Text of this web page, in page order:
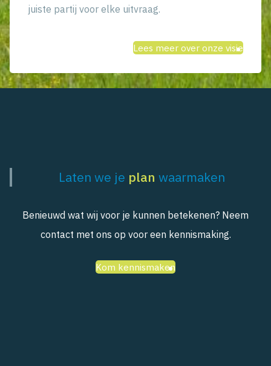
juiste partij voor elke uitvraag.
Lees meer over onze visie
Laten we je plan waarmaken
Benieuwd wat wij voor je kunnen betekenen? Neem
contact met ons op voor een kennismaking.
Kom kennismaken